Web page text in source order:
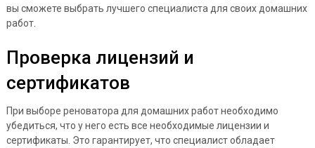
вы сможете выбрать лучшего специалиста для своих домашних
работ.
Проверка лицензий и
сертификатов
При выборе реноватора для домашних работ необходимо
убедиться, что у него есть все необходимые лицензии и
сертификаты. Это гарантирует, что специалист обладает